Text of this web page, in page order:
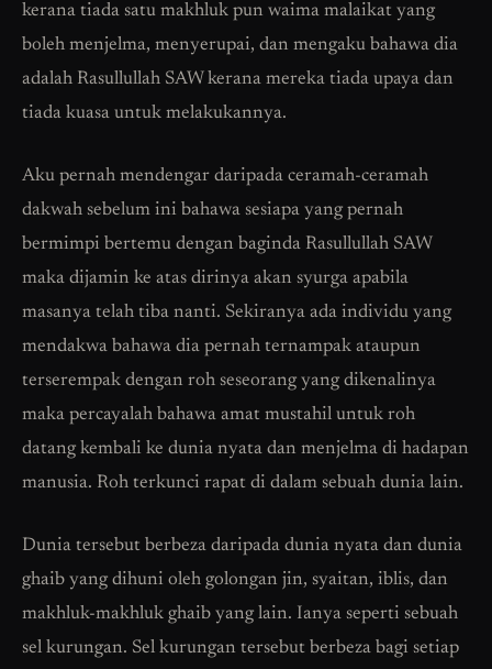
kerana tiada satu makhluk pun waima malaikat yang
boleh menjelma, menyerupai, dan mengaku bahawa dia
adalah Rasullullah SAW kerana mereka tiada upaya dan
tiada kuasa untuk melakukannya.
Aku pernah mendengar daripada ceramah-ceramah
dakwah sebelum ini bahawa sesiapa yang pernah
bermimpi bertemu dengan baginda Rasullullah SAW
maka dijamin ke atas dirinya akan syurga apabila
masanya telah tiba nanti. Sekiranya ada individu yang
mendakwa bahawa dia pernah ternampak ataupun
terserempak dengan roh seseorang yang dikenalinya
maka percayalah bahawa amat mustahil untuk roh
datang kembali ke dunia nyata dan menjelma di hadapan
manusia. Roh terkunci rapat di dalam sebuah dunia lain.
Dunia tersebut berbeza daripada dunia nyata dan dunia
ghaib yang dihuni oleh golongan jin, syaitan, iblis, dan
makhluk-makhluk ghaib yang lain. Ianya seperti sebuah
sel kurungan. Sel kurungan tersebut berbeza bagi setiap